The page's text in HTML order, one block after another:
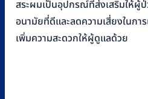
สระผมเป็นอุปกรณ์ที่ส่งเสริมให้ผู้
อนามัยที่ดีและลดความเสี่ยงในก
เพิ่มความสะดวกให้ผู้ดูแลด้วย